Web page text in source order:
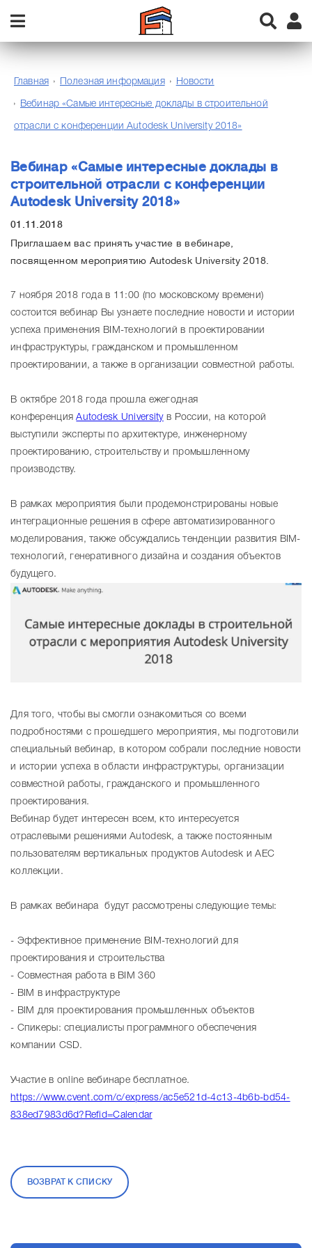
Главная Полезная информация Новости
Вебинар «Самые интересные доклады в строительной
отрасли с конференции Autodesk University 2018»
Вебинар «Самые интересные доклады в
строительной отрасли с конференции
Autodesk University 2018»
01.11.2018
Приглашаем вас принять участие в вебинаре,
посвященном мероприятию Autodesk University 2018.
7 ноября 2018 года в 11:00 (по московскому времени)
состоится вебинар Вы узнаете последние новости и истории
успеха применения BIM-технологий в проектировании
инфраструктуры, гражданском и промышленном
проектировании, а также в организации совместной работы.
В октябре 2018 года прошла ежегодная
конференцияAutodesk Universityв России, на которой
выступили эксперты по архитектуре, инженерному
проектированию, строительству и промышленному
производству.
В рамках мероприятия были продемонстрированы новые
интеграционные решения в сфере автоматизированного
моделирования, также обсуждались тенденции развития BIM-
технологий, генеративного дизайна и создания объектов
будущего.
Для того, чтобы вы смогли ознакомиться со всеми
подробностями с прошедшего мероприятия, мы подготовили
специальный вебинар, в котором собрали последние новости
и истории успеха в области инфраструктуры, организации
совместной работы, гражданского и промышленного
проектирования.
Вебинар будет интересен всем, кто интересуется
отраслевыми решениями Autodesk, а также постоянным
пользователям вертикальных продуктов Autodesk и AEC
коллекции.
В рамках вебинара будут рассмотрены следующие темы:
- Эффективное применение BIM-технологий для
проектирования и строительства
- Совместная работа в BIM 360
- BIM в инфраструктуре
- BIM для проектирования промышленных объектов
- Спикеры: специалисты программного обеспечения
компании CSD.
Участие в online вебинаре бесплатное.
https://www.cvent.com/c/express/ac5e521d-4c13-4b6b-bd54-
838ed7983d6d?Refid=Calendar
ВОЗВРАТ К СПИСКУ